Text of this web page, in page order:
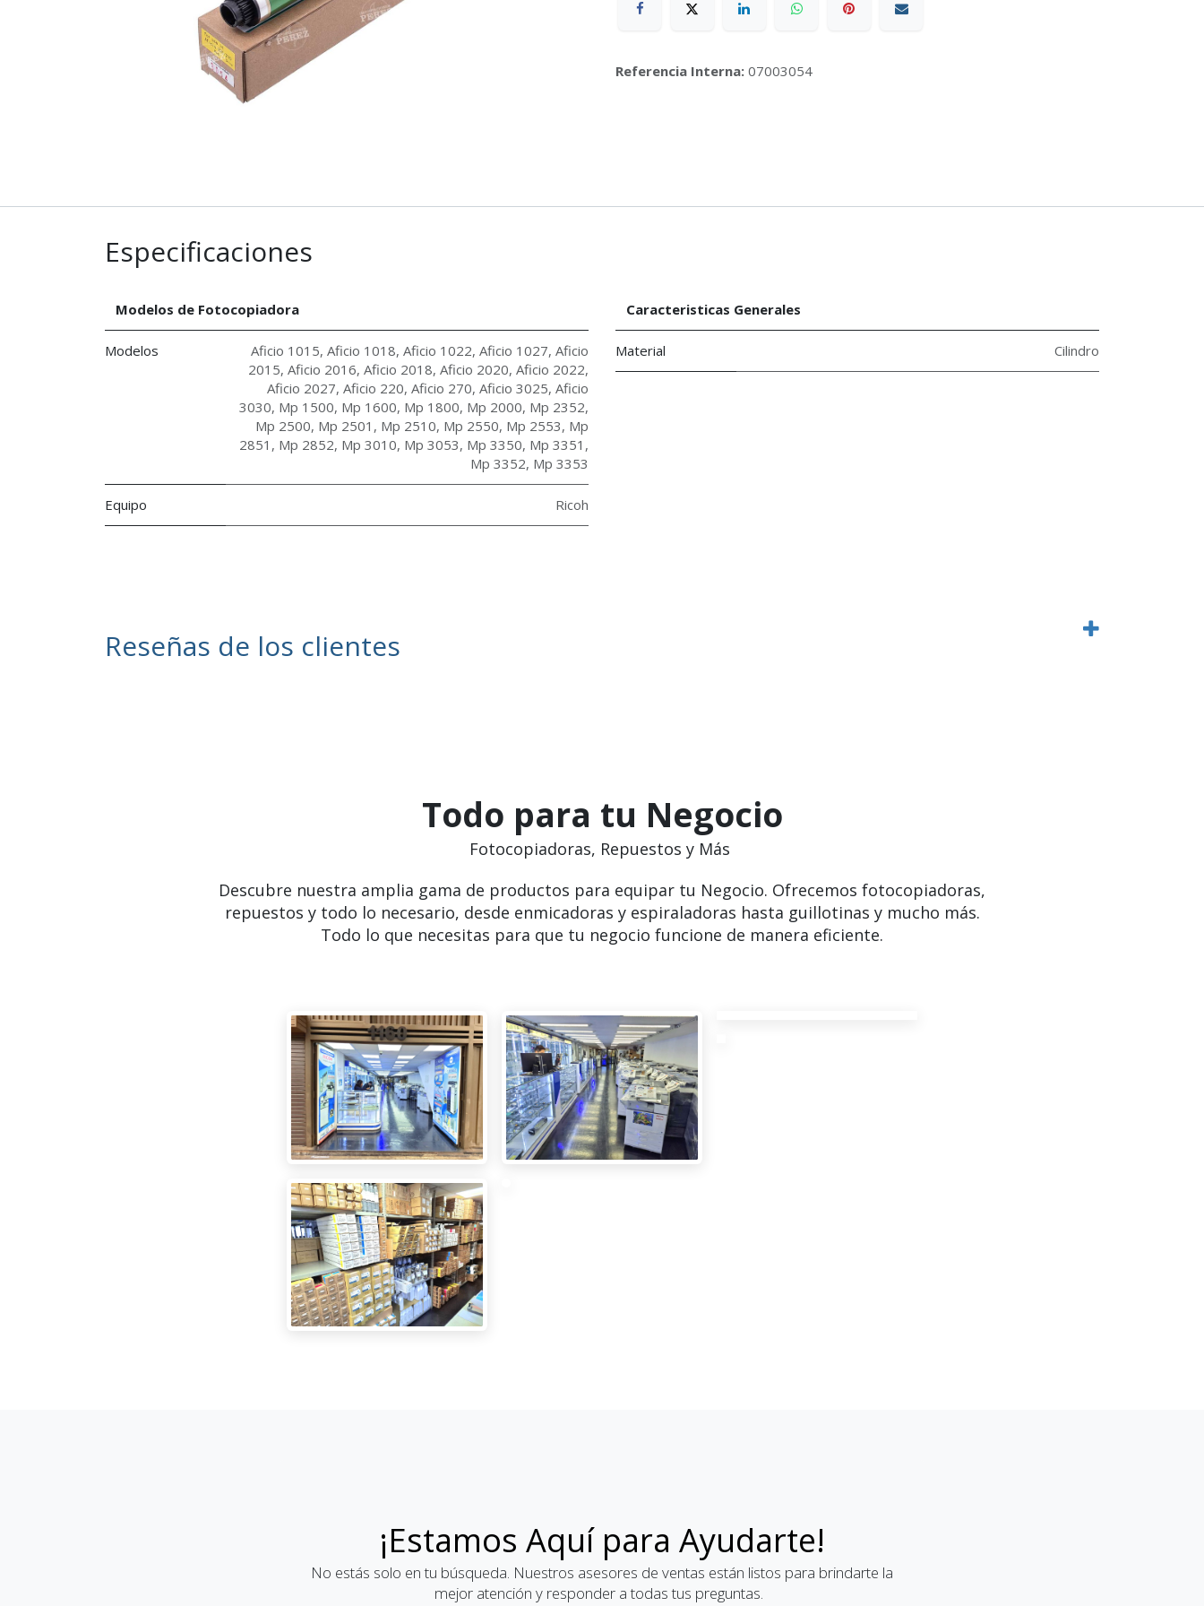
Referencia Interna: 07003054
Especificaciones
Modelos de Fotocopiadora
Modelos Aficio 1015, Aficio 1018, Aficio 1022, Aficio 1027, Aficio
2015, Aficio 2016, Aficio 2018, Aficio 2020, Aficio 2022,
Aficio 2027, Aficio 220, Aficio 270, Aficio 3025, Aficio
3030, Mp 1500, Mp 1600, Mp 1800, Mp 2000, Mp 2352,
Mp 2500, Mp 2501 , Mp 2510, Mp 2550, Mp 2553, Mp
2851 , Mp 2852, Mp 3010, Mp 3053, Mp 3350, Mp 3351 ,
Mp 3352, Mp 3353
Equipo Ricoh
Caracteristicas Generales
Material Cilindro
Reseñas de los clientes
Todo para tu Negocio
Fotocopiadoras, Repuestos y Más
Descubre nuestra amplia gama de productos para equipar tu Negocio. Ofrecemos fotocopiadoras,
repuestos y todo lo necesario, desde enmicadoras y espiraladoras hasta guillotinas y mucho más.
Todo lo que necesitas para que tu negocio funcione de manera eficiente.
¡Estamos Aquí para Ayudarte!
No estás solo en tu búsqueda. Nuestros asesores de ventas están listos para brindarte la
mejor atención y responder a todas tus preguntas.